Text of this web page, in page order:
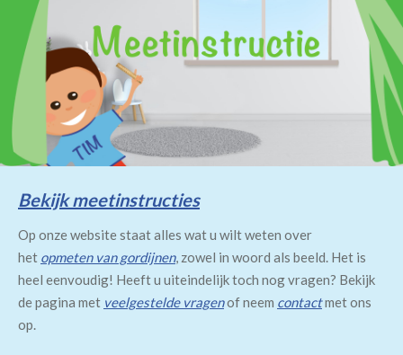
Bekijk meetinstructies
Op onze website staat alles wat u wilt weten over
het opmeten van gordijnen, zowel in woord als beeld. Het is
heel eenvoudig! Heeft u uiteindelijk toch nog vragen? Bekijk
de pagina met veelgestelde vragenof neem contactmet ons
op.